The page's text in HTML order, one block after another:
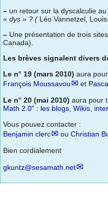
– un retour sur la dyscalculie
« dys » ? ( Léo Vannetzel,
– Une présentation de trois
Canada).
Les brèves signalent divers
Le n° 19 (mars 2010) aura
François Moussavou
et
Le n° 20 (mai 2010) aura pour
Math 2.0" : les blogs, Wikis,
Vous pouvez contacter :
Benjamin clerc
ou Christian
Bien cordialement
gkuntz@sesamath.net